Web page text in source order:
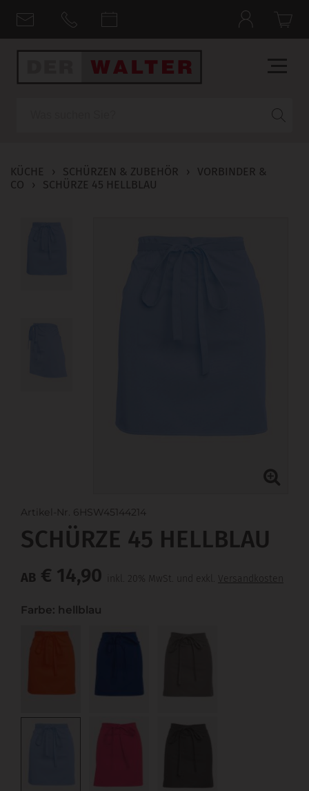
KÜCHE › SCHÜRZEN & ZUBEHÖR ›
VORBINDER &
CO
› SCHÜRZE 45 HELLBLAU
Artikel-Nr. 6HSW45144214
SCHÜRZE 45 HELLBLAU
AB € 14,90 inkl. 20% MwSt. und exkl. Versandkosten
Farbe: hellblau